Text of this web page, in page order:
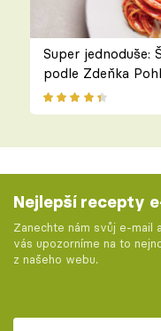
Super jednoduše:
podle Zdeňka
Nejlepší recepty
Zanechte nám svůj e-mail
vás upozorníme na to
z našeho webu.